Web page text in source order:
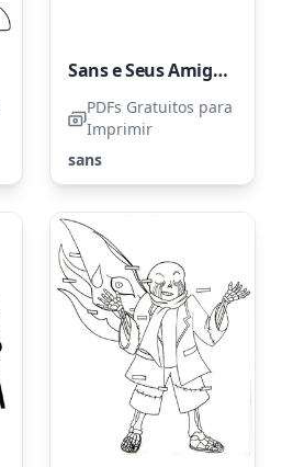
Sans e Seus Amigos
PDFs Gratuitos para
Imprimir
sans